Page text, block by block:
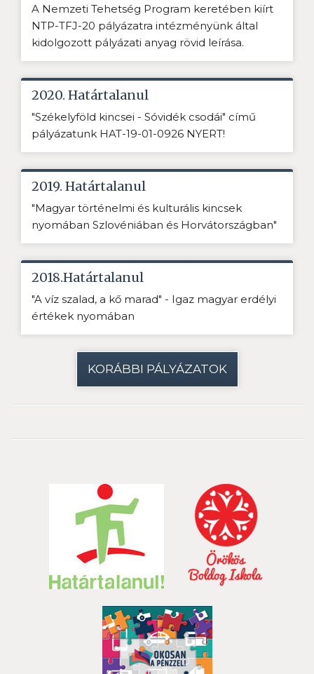
A Nemzeti Tehetség Program keretében kiírt
NTP-TFJ-20 pályázatra intézményünk által
kidolgozott pályázati anyag rövid leírása.
2020. Határtalanul
"Székelyföld kincsei - Sóvidék csodái" című
pályázatunk HAT-19-01-0926 NYERT!
2019. Határtalanul
"Magyar történelmi és kulturális kincsek
nyomában Szlovéniában és Horvátországban"
2018.Határtalanul
"A víz szalad, a kő marad" - Igaz magyar erdélyi
értékek nyomában
KORÁBBI PÁLYÁZATOK